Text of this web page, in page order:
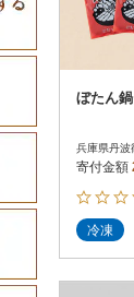
ぼたん
兵庫県丹波
寄付金額
冷凍